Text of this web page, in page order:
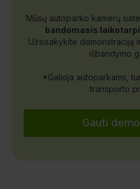
Mūsų autoparko kamerų
bandomasis
Užsisakykite demonstraciją
išbandymo
*Galioja autoparkams,
transporto
Gauti